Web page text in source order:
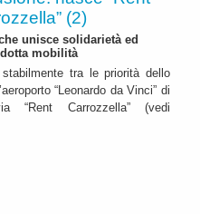
(2)
unisce solidarietà ed
mobilità
stabilmente tra le priorità dello
“Leonardo da Vinci” di
“Rent Carrozzella” (vedi